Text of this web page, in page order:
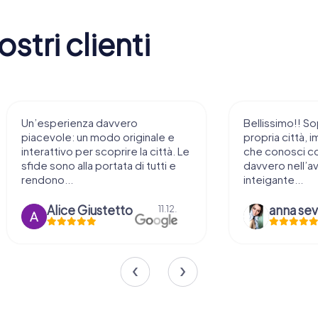
clienti
originale e
la città. Le
di tutti e
11.12.
Bellissimo!! Soprattutto nella
propria città, immaginarsi i luoghi
che conosci come fossero
davvero nell’avventura…
anna severgnini 10.11.